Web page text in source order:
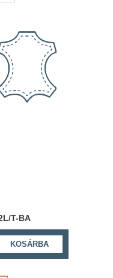
T-BA
KOSÁRBA